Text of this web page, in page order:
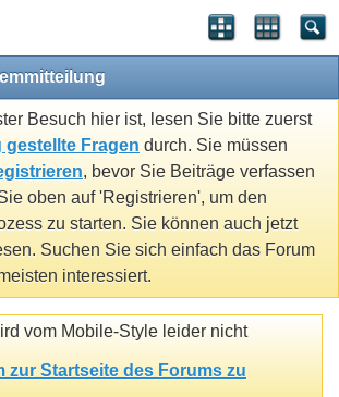
Besuch hier ist, lesen Sie bitte zuerst
gestellte Fragen durch. Sie müssen
, bevor Sie Beiträge verfassen
oben auf 'Registrieren', um den
zu starten. Sie können auch jetzt
Suchen Sie sich einfach das Forum
interessiert.
vom Mobile-Style leider nicht
zur Startseite des Forums zu